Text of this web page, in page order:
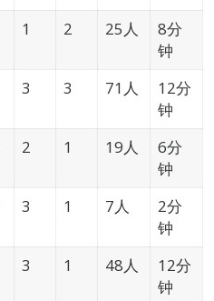
1 2 25人
8分
钟
3 3 71人
12分
钟
2 1 19人
6分
钟
3 1 7人
2分
钟
3 1 48人
12分
钟